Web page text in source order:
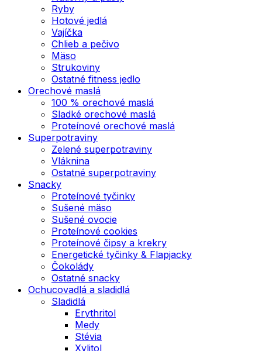
Ryby
Hotové jedlá
Vajíčka
Chlieb a pečivo
Mäso
Strukoviny
Ostatné fitness jedlo
Orechové maslá
100 % orechové maslá
Sladké orechové maslá
Proteínové orechové maslá
Superpotraviny
Zelené superpotraviny
Vláknina
Ostatné superpotraviny
Snacky
Proteínové tyčinky
Sušené mäso
Sušené ovocie
Proteínové cookies
Proteínové čipsy a krekry
Energetické tyčinky & Flapjacky
Čokolády
Ostatné snacky
Ochucovadlá a sladidlá
Sladidlá
Erythritol
Medy
Stévia
Xylitol